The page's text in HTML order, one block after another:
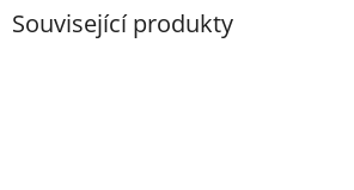
Související produkty